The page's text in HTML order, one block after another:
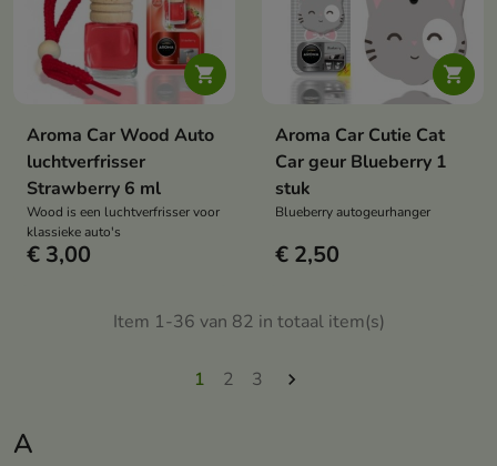
A

Aroma Car Wood Auto
luchtverfrisser
Strawberry 6 ml
Wood is een luchtverfrisser voor
klassieke auto's
€ 3,00

Aroma Car Cutie Cat
Car geur Blueberry 1
stuk
Blueberry autogeurhanger
€ 2,50
Item 1-36 van 82 in totaal item(s)
1 2 3 